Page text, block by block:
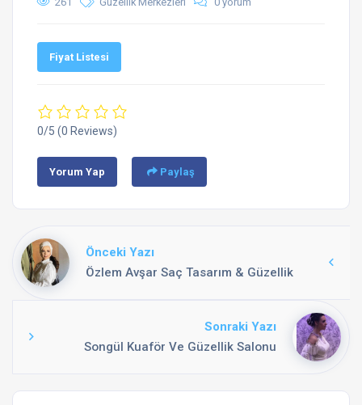
Fiyat Listesi
0/5 (0 Reviews)
Yorum Yap Paylaş
Önceki Yazı
Özlem Avşar Saç Tasarım & Güzellik
Sonraki Yazı
Songül Kuaför Ve Güzellik Salonu